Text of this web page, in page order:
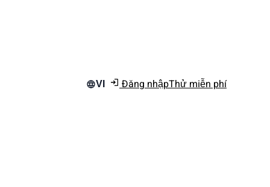
VI Đăng nhậpThử miễn phí